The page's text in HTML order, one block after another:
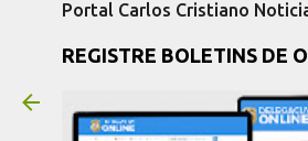
Portal Carlos Cristiano
REGISTRE BOLETINS DE